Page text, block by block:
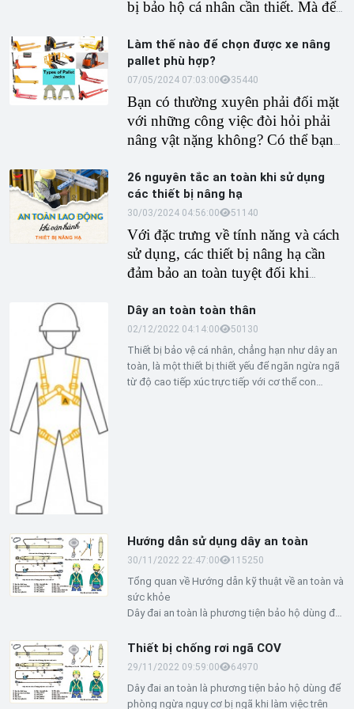
khó khăn nhất.
bị bảo hộ cá nhân cần thiết. Mà để
Làm thế nào để chọn được xe nâng
pallet phù hợp?
07/05/2024 07:03:00 35440
Bạn có thường xuyên phải đối mặt
với những công việc đòi hỏi phải
nâng vật nặng không? Có thể bạn
trong kho hoặc trong thành phố?
Sau đó, bạn có thể thực hiện công
việc một cách nhẹ nhàng và hiệu
quả hơn với xe nâng pallet của
TATEKSAFE.
26 nguyên tắc an toàn khi sử dụng
các thiết bị nâng hạ
30/03/2024 04:56:00 51140
Với đặc trưng về tính năng và cách
sử dụng, các thiết bị nâng hạ cần
đảm bảo an toàn tuyệt đối khi
kiện hàng có khối lượng, kích
thước lớn. Dưới đây, TATEKSAFE
xin chia sẻ 26 nguyên tắc an toàn
khi sử dụng các thiết bị nâng hạ
này.
Dây an toàn toàn thân
02/12/2022 04:14:00 50130
Thiết bị bảo vệ cá nhân, chẳng hạn như dây an
toàn, là một thiết bị thiết yếu để ngăn ngừa ngã
từ độ cao tiếp xúc trực tiếp với cơ thể con
Hướng dẫn sử dụng dây an toàn
30/11/2022 22:47:00 115250
Tổng quan về Hướng dẫn kỹ thuật về an toàn và
sức khỏe
Dây đai an toàn là phương tiện bảo hộ dùng để
cao, phải lựa chọn và sử dụng dây đai an toàn
phù hợp với mục đích công việc.
Thiết bị chống rơi ngã COV
29/11/2022 09:59:00 64970
Dây đai an toàn là phương tiện bảo hộ dùng để
phòng ngừa nguy cơ bị ngã khi làm việc trên